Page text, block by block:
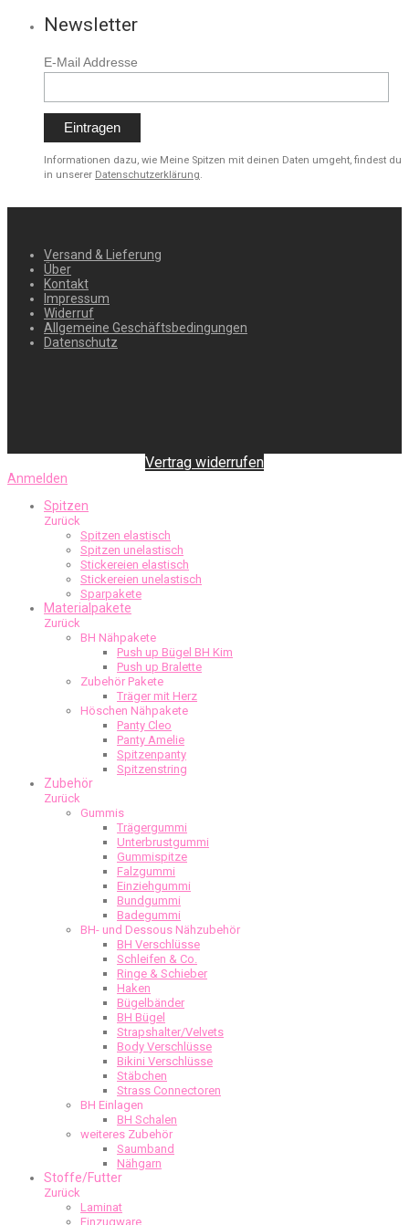
Newsletter
E-Mail Addresse
Informationen dazu, wie Meine Spitzen mit deinen Daten umgeht, findest du
in unserer Datenschutzerklärung.
Versand & Lieferung
Über
Kontakt
Impressum
Widerruf
Allgemeine Geschäftsbedingungen
Datenschutz
Vertrag widerrufen
Anmelden
Spitzen
Zurück
Spitzen elastisch
Spitzen unelastisch
Stickereien elastisch
Stickereien unelastisch
Sparpakete
Materialpakete
Zurück
BH Nähpakete
Push up Bügel BH Kim
Push up Bralette
Zubehör Pakete
Träger mit Herz
Höschen Nähpakete
Panty Cleo
Panty Amelie
Spitzenpanty
Spitzenstring
Zubehör
Zurück
Gummis
Trägergummi
Unterbrustgummi
Gummispitze
Falzgummi
Einziehgummi
Bundgummi
Badegummi
BH- und Dessous Nähzubehör
BH Verschlüsse
Schleifen & Co.
Ringe & Schieber
Haken
Bügelbänder
BH Bügel
Strapshalter/Velvets
Body Verschlüsse
Bikini Verschlüsse
Stäbchen
Strass Connectoren
BH Einlagen
BH Schalen
weiteres Zubehör
Saumband
Nähgarn
Stoffe/Futter
Zurück
Laminat
Einzugware